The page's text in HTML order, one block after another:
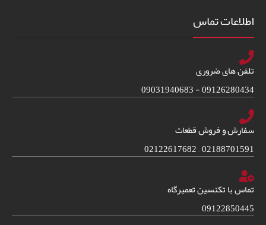
اطلاعات تماس
تلفن های ضروری
09126280434 - 09031940683
سفارش و فروش قطعات
02188701591 – 02122617682
تماس با تکنسین تعمیرگاه
09122850445